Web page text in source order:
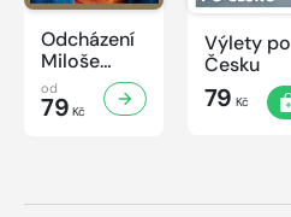
Odcházení
Miloše
Zemana
od
79 Kč
Výlety po
Česku
79 Kč